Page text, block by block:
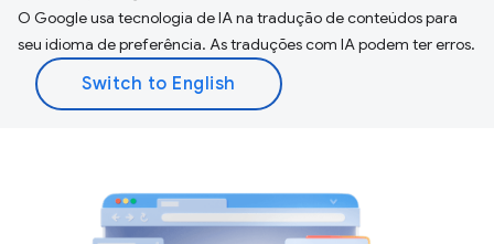
O Google usa tecnologia de IA na tradução de conteúdos para
seu idioma de preferência. As traduções com IA podem ter erros.